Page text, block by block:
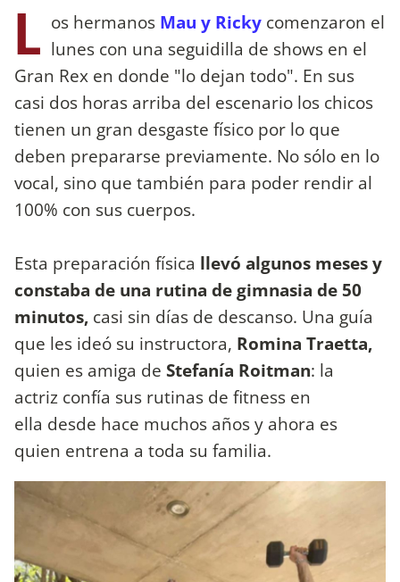
L os hermanos Mau y Ricky comenzaron el
lunes con una seguidilla de shows en el
Gran Rex en donde "lo dejan todo". En sus
casi dos horas arriba del escenario los chicos
tienen un gran desgaste físico por lo que
deben prepararse previamente. No sólo en lo
vocal, sino que también para poder rendir al
100% con sus cuerpos.
Esta preparación física llevó algunos meses y
constaba de una rutina de gimnasia de 50
minutos, casi sin días de descanso. Una guía
que les ideó su instructora, Romina Traetta,
quien es amiga de Stefanía Roitman: la
actriz confía sus rutinas de fitness en
ella desde hace muchos años y ahora es
quien entrena a toda su familia.